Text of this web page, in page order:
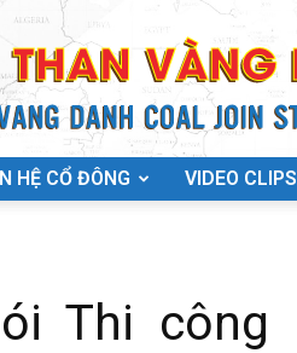
HỆ CỔ ĐÔNG VIDEO CLIPS
Thi công